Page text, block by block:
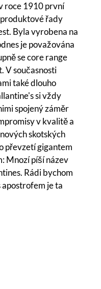
roce 1910 první
řady
Byla vyrobena na
je považována
se core range
V současnosti
také dlouho
si vždy
spojený záměr
v kvalitě a
skotských
převzetí gigantem
Mnozí píší název
Rádi bychom
je ta